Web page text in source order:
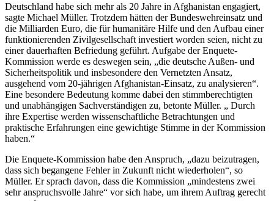
Deutschland habe sich mehr als 20 Jahre in Afghanistan engagiert,
sagte Michael Müller. Trotzdem hätten der Bundeswehreinsatz und
die Milliarden Euro, die für humanitäre Hilfe und den Aufbau einer
funktionierenden Zivilgesellschaft investiert worden seien, nicht zu
einer dauerhaften Befriedung geführt. Aufgabe der Enquete-
Kommission werde es deswegen sein, „die deutsche Außen- und
Sicherheitspolitik und insbesondere den Vernetzten Ansatz,
ausgehend vom 20-jährigen Afghanistan-Einsatz, zu analysieren“.
Eine besondere Bedeutung komme dabei den stimmberechtigten
und unabhängigen Sachverständigen zu, betonte Müller. „ Durch
ihre Expertise werden wissenschaftliche Betrachtungen und
praktische Erfahrungen eine gewichtige Stimme in der Kommission
haben.“
Die Enquete-Kommission habe den Anspruch, „dazu beizutragen,
dass sich begangene Fehler in Zukunft nicht wiederholen“, so
Müller. Er sprach davon, dass die Kommission „mindestens zwei
sehr anspruchsvolle Jahre“ vor sich habe, um ihrem Auftrag gerecht